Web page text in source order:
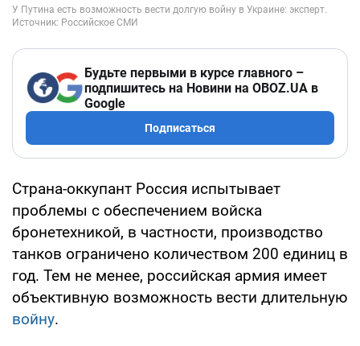
Будьте первыми в курсе главного –
подпишитесь на Новини на OBOZ.UA в
Google
Подписаться
Страна-оккупант Россия испытывает
проблемы с обеспечением войска
бронетехникой, в частности, производство
танков ограничено количеством 200 единиц в
год. Тем не менее, российская армия имеет
объективную возможность вести длительную
войну.